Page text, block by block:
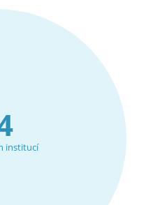
institucí